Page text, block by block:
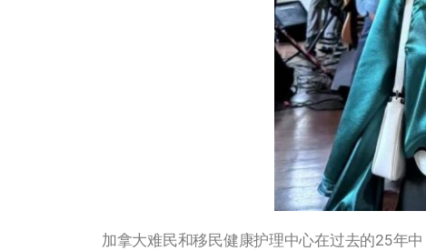
加拿大难民和移民健康护理中心在过去的25年